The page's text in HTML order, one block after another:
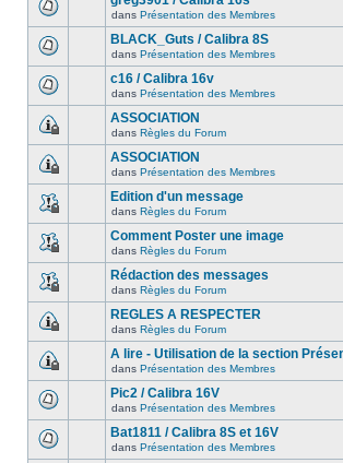
dans Présentation des Membres
BLACK_Guts / Calibra 8S
dans Présentation des Membres
c16 / Calibra 16v
dans Présentation des Membres
ASSOCIATION
dans Règles du Forum
ASSOCIATION
dans Présentation des Membres
Edition d'un message
dans Règles du Forum
Comment Poster une image
dans Règles du Forum
Rédaction des messages
dans Règles du Forum
REGLES A RESPECTER
dans Règles du Forum
A lire - Utilisation de la section
dans Présentation des Membres
Pic2 / Calibra 16V
dans Présentation des Membres
Bat1811 / Calibra 8S et 16V
dans Présentation des Membres